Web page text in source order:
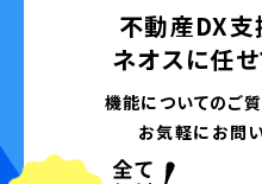
不動産DX支
ネオスに任
機能についてのご
お気軽にお問